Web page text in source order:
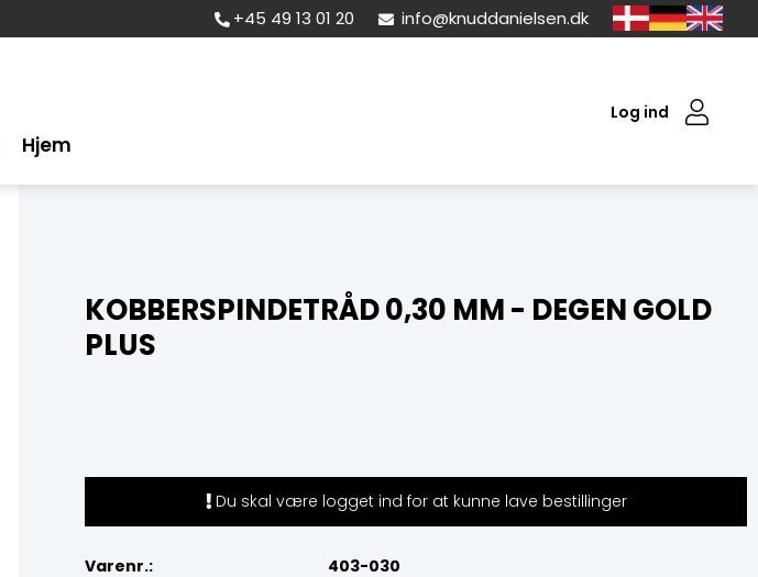
+45 49 13 01 20 info@knuddanielsen.dk
Hjem
Log ind
KOBBERSPINDETRÅD 0,30 MM - DEGEN GOLD
PLUS
Du skal være logget ind for at kunne lave bestillinger
Varenr.:
403-030